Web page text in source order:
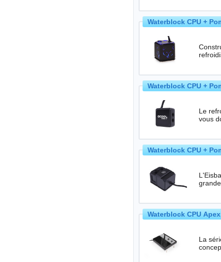
Waterblock CPU +
Waterblock CPU +
Le
vous
Waterblock CPU +
Waterblock CPU
La